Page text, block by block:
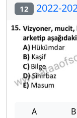
12 2022-
A B